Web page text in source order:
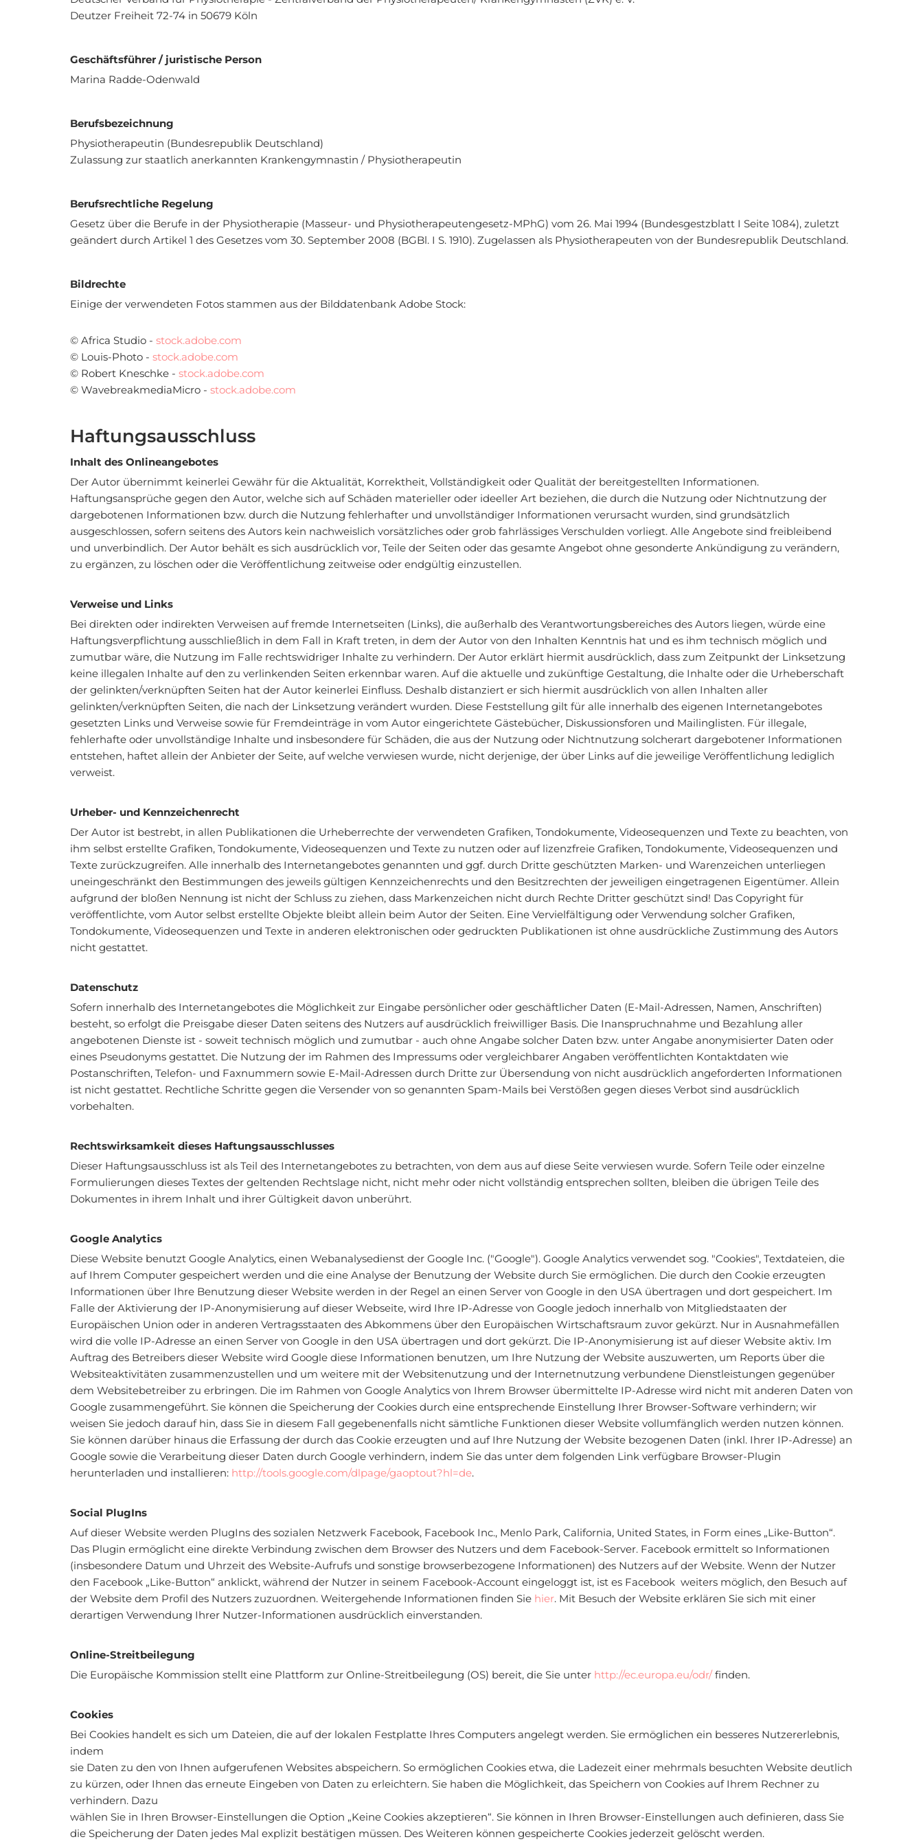
Deutzer Freiheit 72-74 in 50679 Köln
Geschäftsführer / juristische Person
Marina Radde-Odenwald
Berufsbezeichnung
Physiotherapeutin (Bundesrepublik Deutschland)
Zulassung zur staatlich anerkannten Krankengymnastin / Physiotherapeutin
Berufsrechtliche Regelung
Gesetz über die Berufe in der Physiotherapie (Masseur- und Physiotherapeutengesetz-MPhG) vom 26. Mai 1994 (Bundesgestzblatt I Seite 1084), zuletzt
geändert durch Artikel 1 des Gesetzes vom 30. September 2008 (BGBl. I S. 1910). Zugelassen als Physiotherapeuten von der Bundesrepublik Deutschland.
Bildrechte
Einige der verwendeten Fotos stammen aus der Bilddatenbank Adobe Stock:
© Africa Studio - stock.adobe.com
© Louis-Photo - stock.adobe.com
© Robert Kneschke - stock.adobe.com
© WavebreakmediaMicro - stock.adobe.com
Haftungsausschluss
Inhalt des Onlineangebotes
Der Autor übernimmt keinerlei Gewähr für die Aktualität, Korrektheit, Vollständigkeit oder Qualität der bereitgestellten Informationen.
Haftungsansprüche gegen den Autor, welche sich auf Schäden materieller oder ideeller Art beziehen, die durch die Nutzung oder Nichtnutzung der
dargebotenen Informationen bzw. durch die Nutzung fehlerhafter und unvollständiger Informationen verursacht wurden, sind grundsätzlich
ausgeschlossen, sofern seitens des Autors kein nachweislich vorsätzliches oder grob fahrlässiges Verschulden vorliegt. Alle Angebote sind freibleibend
und unverbindlich. Der Autor behält es sich ausdrücklich vor, Teile der Seiten oder das gesamte Angebot ohne gesonderte Ankündigung zu verändern,
zu ergänzen, zu löschen oder die Veröffentlichung zeitweise oder endgültig einzustellen.
Verweise und Links
Bei direkten oder indirekten Verweisen auf fremde Internetseiten (Links), die außerhalb des Verantwortungsbereiches des Autors liegen, würde eine
Haftungsverpflichtung ausschließlich in dem Fall in Kraft treten, in dem der Autor von den Inhalten Kenntnis hat und es ihm technisch möglich und
zumutbar wäre, die Nutzung im Falle rechtswidriger Inhalte zu verhindern. Der Autor erklärt hiermit ausdrücklich, dass zum Zeitpunkt der Linksetzung
keine illegalen Inhalte auf den zu verlinkenden Seiten erkennbar waren. Auf die aktuelle und zukünftige Gestaltung, die Inhalte oder die Urheberschaft
der gelinkten/verknüpften Seiten hat der Autor keinerlei Einfluss. Deshalb distanziert er sich hiermit ausdrücklich von allen Inhalten aller
gelinkten/verknüpften Seiten, die nach der Linksetzung verändert wurden. Diese Feststellung gilt für alle innerhalb des eigenen Internetangebotes
gesetzten Links und Verweise sowie für Fremdeinträge in vom Autor eingerichtete Gästebücher, Diskussionsforen und Mailinglisten. Für illegale,
fehlerhafte oder unvollständige Inhalte und insbesondere für Schäden, die aus der Nutzung oder Nichtnutzung solcherart dargebotener Informationen
entstehen, haftet allein der Anbieter der Seite, auf welche verwiesen wurde, nicht derjenige, der über Links auf die jeweilige Veröffentlichung lediglich
verweist.
Urheber- und Kennzeichenrecht
Der Autor ist bestrebt, in allen Publikationen die Urheberrechte der verwendeten Grafiken, Tondokumente, Videosequenzen und Texte zu beachten, von
ihm selbst erstellte Grafiken, Tondokumente, Videosequenzen und Texte zu nutzen oder auf lizenzfreie Grafiken, Tondokumente, Videosequenzen und
Texte zurückzugreifen. Alle innerhalb des Internetangebotes genannten und ggf. durch Dritte geschützten Marken- und Warenzeichen unterliegen
uneingeschränkt den Bestimmungen des jeweils gültigen Kennzeichenrechts und den Besitzrechten der jeweiligen eingetragenen Eigentümer. Allein
aufgrund der bloßen Nennung ist nicht der Schluss zu ziehen, dass Markenzeichen nicht durch Rechte Dritter geschützt sind! Das Copyright für
veröffentlichte, vom Autor selbst erstellte Objekte bleibt allein beim Autor der Seiten. Eine Vervielfältigung oder Verwendung solcher Grafiken,
Tondokumente, Videosequenzen und Texte in anderen elektronischen oder gedruckten Publikationen ist ohne ausdrückliche Zustimmung des Autors
nicht gestattet.
Datenschutz
Sofern innerhalb des Internetangebotes die Möglichkeit zur Eingabe persönlicher oder geschäftlicher Daten (E-Mail-Adressen, Namen, Anschriften)
besteht, so erfolgt die Preisgabe dieser Daten seitens des Nutzers auf ausdrücklich freiwilliger Basis. Die Inanspruchnahme und Bezahlung aller
angebotenen Dienste ist - soweit technisch möglich und zumutbar - auch ohne Angabe solcher Daten bzw. unter Angabe anonymisierter Daten oder
eines Pseudonyms gestattet. Die Nutzung der im Rahmen des Impressums oder vergleichbarer Angaben veröffentlichten Kontaktdaten wie
Postanschriften, Telefon- und Faxnummern sowie E-Mail-Adressen durch Dritte zur Übersendung von nicht ausdrücklich angeforderten Informationen
ist nicht gestattet. Rechtliche Schritte gegen die Versender von so genannten Spam-Mails bei Verstößen gegen dieses Verbot sind ausdrücklich
vorbehalten.
Rechtswirksamkeit dieses Haftungsausschlusses
Dieser Haftungsausschluss ist als Teil des Internetangebotes zu betrachten, von dem aus auf diese Seite verwiesen wurde. Sofern Teile oder einzelne
Formulierungen dieses Textes der geltenden Rechtslage nicht, nicht mehr oder nicht vollständig entsprechen sollten, bleiben die übrigen Teile des
Dokumentes in ihrem Inhalt und ihrer Gültigkeit davon unberührt.
Google Analytics
Diese Website benutzt Google Analytics, einen Webanalysedienst der Google Inc. ("Google"). Google Analytics verwendet sog. "Cookies", Textdateien, die
auf Ihrem Computer gespeichert werden und die eine Analyse der Benutzung der Website durch Sie ermöglichen. Die durch den Cookie erzeugten
Informationen über Ihre Benutzung dieser Website werden in der Regel an einen Server von Google in den USA übertragen und dort gespeichert. Im
Falle der Aktivierung der IP-Anonymisierung auf dieser Webseite, wird Ihre IP-Adresse von Google jedoch innerhalb von Mitgliedstaaten der
Europäischen Union oder in anderen Vertragsstaaten des Abkommens über den Europäischen Wirtschaftsraum zuvor gekürzt. Nur in Ausnahmefällen
wird die volle IP-Adresse an einen Server von Google in den USA übertragen und dort gekürzt. Die IP-Anonymisierung ist auf dieser Website aktiv. Im
Auftrag des Betreibers dieser Website wird Google diese Informationen benutzen, um Ihre Nutzung der Website auszuwerten, um Reports über die
Websiteaktivitäten zusammenzustellen und um weitere mit der Websitenutzung und der Internetnutzung verbundene Dienstleistungen gegenüber
dem Websitebetreiber zu erbringen. Die im Rahmen von Google Analytics von Ihrem Browser übermittelte IP-Adresse wird nicht mit anderen Daten von
Google zusammengeführt. Sie können die Speicherung der Cookies durch eine entsprechende Einstellung Ihrer Browser-Software verhindern; wir
weisen Sie jedoch darauf hin, dass Sie in diesem Fall gegebenenfalls nicht sämtliche Funktionen dieser Website vollumfänglich werden nutzen können.
Sie können darüber hinaus die Erfassung der durch das Cookie erzeugten und auf Ihre Nutzung der Website bezogenen Daten (inkl. Ihrer IP-Adresse) an
Google sowie die Verarbeitung dieser Daten durch Google verhindern, indem Sie das unter dem folgenden Link verfügbare Browser-Plugin
herunterladen und installieren: http://tools.google.com/dlpage/gaoptout?hl=de.
Social PlugIns
Auf dieser Website werden PlugIns des sozialen Netzwerk Facebook, Facebook Inc., Menlo Park, California, United States, in Form eines „Like-Button“.
Das Plugin ermöglicht eine direkte Verbindung zwischen dem Browser des Nutzers und dem Facebook-Server. Facebook ermittelt so Informationen
(insbesondere Datum und Uhrzeit des Website-Aufrufs und sonstige browserbezogene Informationen) des Nutzers auf der Website. Wenn der Nutzer
den Facebook „Like-Button“ anklickt, während der Nutzer in seinem Facebook-Account eingeloggt ist, ist es Facebook weiters möglich, den Besuch auf
der Website dem Profil des Nutzers zuzuordnen. Weitergehende Informationen finden Sie hier. Mit Besuch der Website erklären Sie sich mit einer
derartigen Verwendung Ihrer Nutzer-Informationen ausdrücklich einverstanden.
Online-Streitbeilegung
Die Europäische Kommission stellt eine Plattform zur Online-Streitbeilegung (OS) bereit, die Sie unter http://ec.europa.eu/odr/finden.
Cookies
Bei Cookies handelt es sich um Dateien, die auf der lokalen Festplatte Ihres Computers angelegt werden. Sie ermöglichen ein besseres Nutzererlebnis,
indem
sie Daten zu den von Ihnen aufgerufenen Websites abspeichern. So ermöglichen Cookies etwa, die Ladezeit einer mehrmals besuchten Website deutlich
zu kürzen, oder Ihnen das erneute Eingeben von Daten zu erleichtern. Sie haben die Möglichkeit, das Speichern von Cookies auf Ihrem Rechner zu
verhindern. Dazu
wählen Sie in Ihren Browser-Einstellungen die Option „Keine Cookies akzeptieren“. Sie können in Ihren Browser-Einstellungen auch definieren, dass Sie
die Speicherung der Daten jedes Mal explizit bestätigen müssen. Des Weiteren können gespeicherte Cookies jederzeit gelöscht werden.